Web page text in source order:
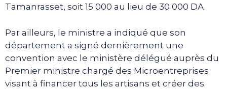
Tamanrasset, soit 15 000 au lieu de 30 000 DA.
Par ailleurs, le ministre a indiqué que son
département a signé dernièrement une
convention avec le ministère délégué auprès du
Premier ministre chargé des Microentreprises
visant à financer tous les artisans et créer des